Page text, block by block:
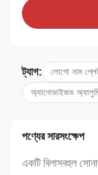
ট্যাগ: লোগো নাম
অ্যানোডাইজড
পণ্যের সারসংক্ষেপ
একটি বিলাসবহুল